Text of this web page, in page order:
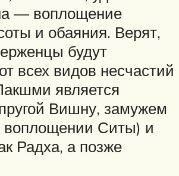
— воплощение
и обаяния. Верят,
будут
всех видов несчастий
является
Вишну, замужем
воплощении Ситы) и
Радха, а позже